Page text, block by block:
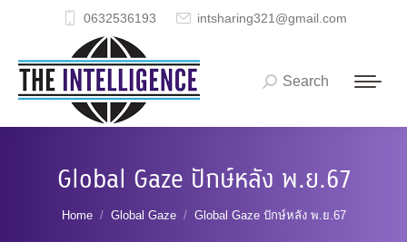
0632536193 intsharing321@gmail.com
Search:
Search
Global Gaze ปักษ์หลัง พ.ย.67
You are here:
Home Global Gaze Global Gaze ปักษ์หลัง พ.ย.67